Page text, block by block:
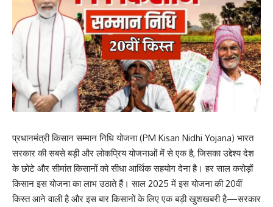
प्रधानमंत्री किसान सम्मान निधि योजना (PM Kisan Nidhi Yojana) भारत
सरकार की सबसे बड़ी और लोकप्रिय योजनाओं में से एक है, जिसका उद्देश्य देश
के छोटे और सीमांत किसानों को सीधा आर्थिक सहयोग देना है। हर साल करोड़ों
किसान इस योजना का लाभ उठाते हैं। साल 2025 में इस योजना की 20वीं
किस्त आने वाली है और इस बार किसानों के लिए एक बड़ी खुशखबरी है—सरकार